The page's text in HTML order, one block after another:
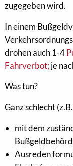
zugegeben wird.
In einem
drohen auch 1-4
Fahrverbot; je
Was tun?
Ganz schlecht
mit dem
Ausreden